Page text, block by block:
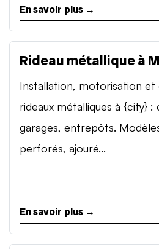
En savoir plus →
Rideau métallique à
Installation, motorisation et
rideaux métalliques à {city}
garages, entrepôts.
perforés, ajouré...
En savoir plus →